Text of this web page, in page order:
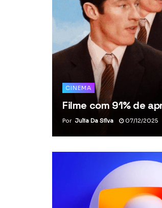
CINEMA
Filme com 91% de
Por Julia Da Silva 07/12/2025